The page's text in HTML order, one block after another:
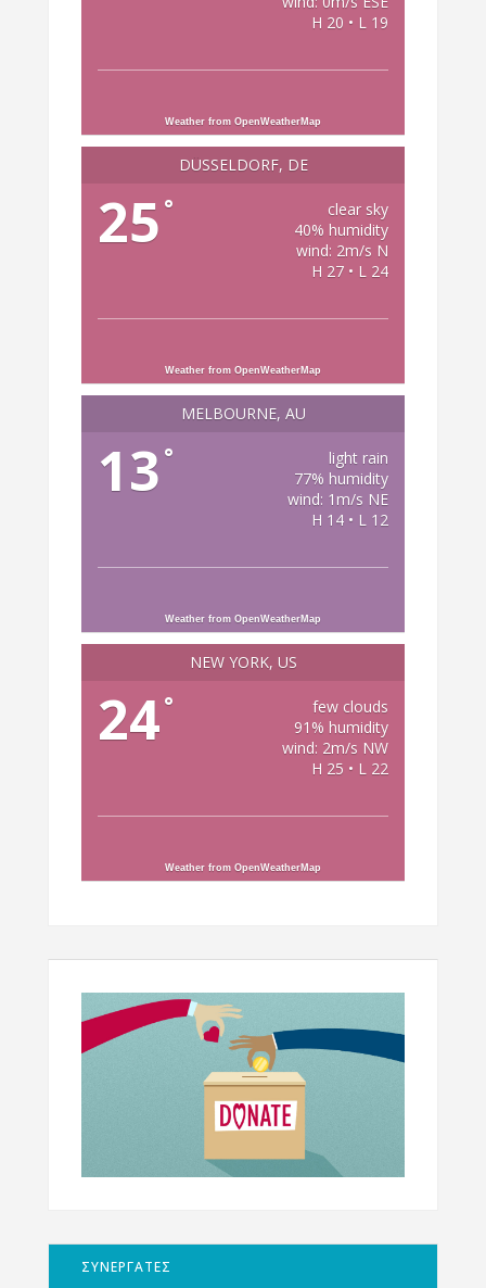
H 20 • L 19
Weather from OpenWeatherMap
DÜSSELDORF, DE
25 °
clear sky
40% humidity
wind: 2m/s N
H 27 • L 24
Weather from OpenWeatherMap
MELBOURNE, AU
13 °
light rain
77% humidity
wind: 1m/s NE
H 14 • L 12
Weather from OpenWeatherMap
NEW YORK, US
24°
few clouds
91% humidity
wind: 2m/s NW
H 25 • L 22
Weather from OpenWeatherMap
ΣΥΝΕΡΓΑΤΕΣ